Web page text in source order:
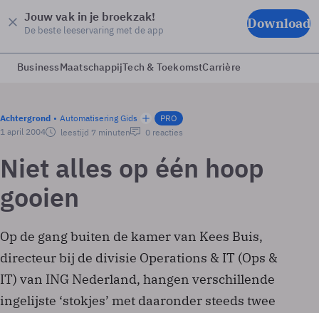
Jouw vak in je broekzak!
De beste leeservaring met de app Download
BusinessMaatschappijTech & ToekomstCarrière
Achtergrond Automatisering Gids
PRO
1 april 2004
leestijd 7 minuten 0 reacties
Niet alles op één hoop
gooien
Op de gang buiten de kamer van Kees Buis,
directeur bij de divisie Operations & IT (Ops &
IT) van ING Nederland, hangen verschillende
ingelijste ‘stokjes’ met daaronder steeds twee